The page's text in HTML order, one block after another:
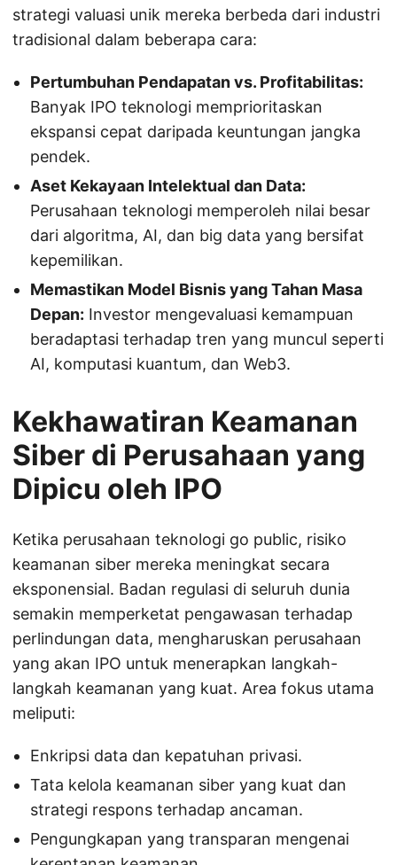
strategi valuasi unik mereka berbeda dari industri
tradisional dalam beberapa cara:
Pertumbuhan Pendapatan vs. Profitabilitas:
Banyak IPO teknologi memprioritaskan
ekspansi cepat daripada keuntungan jangka
pendek.
Aset Kekayaan Intelektual dan Data:
Perusahaan teknologi memperoleh nilai besar
dari algoritma, AI, dan big data yang bersifat
kepemilikan.
Memastikan Model Bisnis yang Tahan Masa
Depan: Investor mengevaluasi kemampuan
beradaptasi terhadap tren yang muncul seperti
AI, komputasi kuantum, dan Web3.
Kekhawatiran Keamanan
Siber di Perusahaan yang
Dipicu oleh IPO
Ketika perusahaan teknologi go public, risiko
keamanan siber mereka meningkat secara
eksponensial. Badan regulasi di seluruh dunia
semakin memperketat pengawasan terhadap
perlindungan data, mengharuskan perusahaan
yang akan IPO untuk menerapkan langkah-
langkah keamanan yang kuat. Area fokus utama
meliputi:
Enkripsi data dan kepatuhan privasi.
Tata kelola keamanan siber yang kuat dan
strategi respons terhadap ancaman.
Pengungkapan yang transparan mengenai